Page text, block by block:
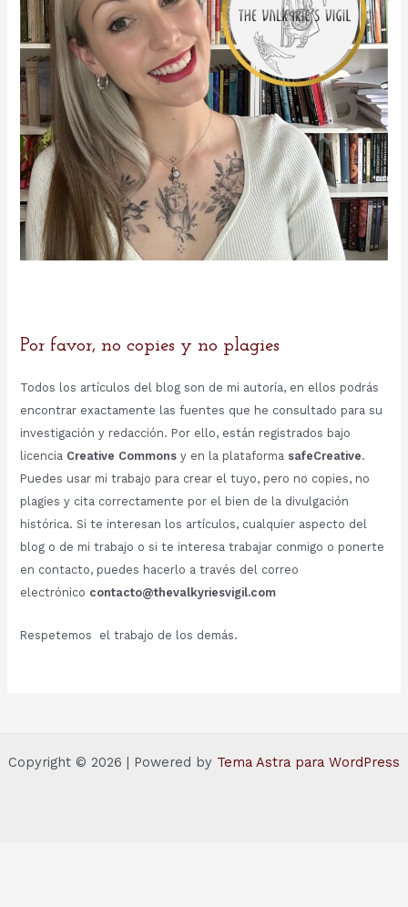
Por favor, no copies y no plagies
Todos los artículos del blog son de mi autoría, en ellos podrás
encontrar exactamente las fuentes que he consultado para su
investigación y redacción. Por ello, están registrados bajo
licencia Creative Commonsy en la plataforma safeCreative.
Puedes usar mi trabajo para crear el tuyo, pero no copies, no
plagies y cita correctamente por el bien de la divulgación
histórica. Si te interesan los artículos, cualquier aspecto del
blog o de mi trabajo o si te interesa trabajar conmigo o ponerte
en contacto, puedes hacerlo a través del correo
electrónico contacto@thevalkyriesvigil.com
Respetemos el trabajo de los demás.
Copyright © 2026 | Powered by Tema Astra para WordPress